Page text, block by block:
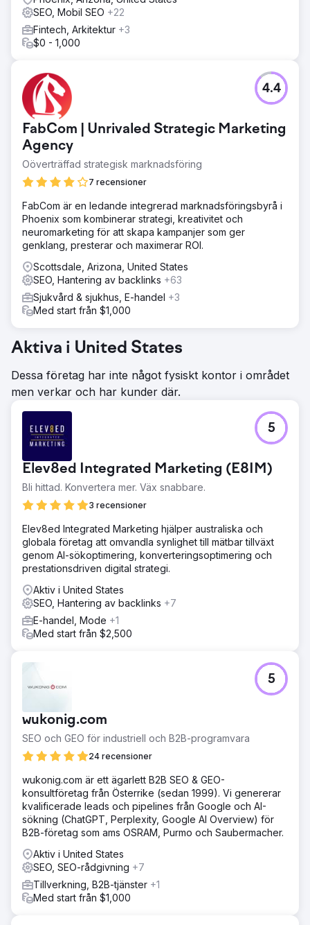
användarupplevelsen, stärkte sökresultaten och
hanterade kontinuerliga digitala
marknadsföringsstrategier med fokus på långsiktig
organisk tillväxt och varumärkeskännedom.
Resultat
Genom konsekvent SEO och GEO uppnådde Galen Lab
betydande onlinetillväxt och blev ett mycket synligt
varumärke inom sin sektor. Webbplatstrafiken ökade från
noll till över 100 000 månatliga klick, vilket genererade
stark organisk synlighet, högre publikengagemang och
hållbar långsiktig digital prestanda.
Gå till byråsida
SEO, Mobil SEO +22
Fintech, Arkitektur +3
$0 - 1,000
FabCom | Unrivaled Strategic Marketing
Agency
Oöverträffad strategisk marknadsföring
7 recensioner
4.4
FabCom är en ledande integrerad marknadsföringsbyrå i
Phoenix som kombinerar strategi, kreativitet och
neuromarketing för att skapa kampanjer som ger
genklang, presterar och maximerar ROI.
Scottsdale, Arizona, United States
SEO, Hantering av backlinks +63
Sjukvård & sjukhus, E-handel +3
Med start från $1,000
Aktiva i United States
Dessa företag har inte något fysiskt kontor i området
men verkar och har kunder där.
Elev8ed Integrated Marketing (E8IM)
Bli hittad. Konvertera mer. Väx snabbare.
3 recensioner
5
Elev8ed Integrated Marketing hjälper australiska och
globala företag att omvandla synlighet till mätbar tillväxt
genom AI-sökoptimering, konverteringsoptimering och
prestationsdriven digital strategi.
Aktiv i United States
SEO, Hantering av backlinks +7
E-handel, Mode +1
Med start från $2,500
wukonig.com
SEO och GEO för industriell och B2B-programvara
24 recensioner
5
wukonig.com är ett ägarlett B2B SEO & GEO-
konsultföretag från Österrike (sedan 1999). Vi genererar
kvalificerade leads och pipelines från Google och AI-
sökning (ChatGPT, Perplexity, Google AI Overview) för
B2B-företag som ams OSRAM, Purmo och Saubermacher.
Aktiv i United States
SEO, SEO-rådgivning +7
Tillverkning, B2B-tjänster +1
Med start från $1,000